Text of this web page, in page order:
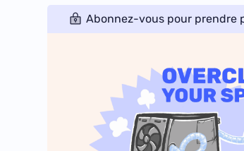
Abonnez-vous pour prendre